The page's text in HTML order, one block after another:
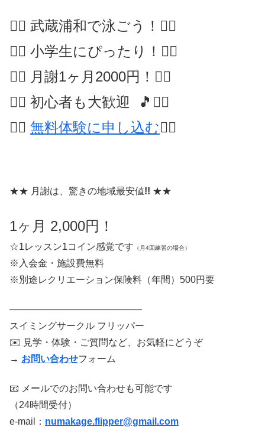
🏊‍♂️ 武蔵浦和で泳ごう！🏊‍♂️
🏊‍♂️ 小学生にぴったり！🏊‍♂️
🏊‍♂️ 月謝1ヶ月2000円！🏊‍♂️
🏊‍♂️ 初心者も大歓迎 🎵🏊‍♂️
🏊‍♀️ 無料体験に申し込む🏊‍♂️
★★ 月謝は、驚きの地域最安値!! ★★
1ヶ月 2,000円！
☆1レッスン1コイン感覚です （月4回練習の場合）
※入会金・施設費無料
※別途レクリエーション保険料（年間）500円要
——————————————
スイミングサークル フリッパー
✉️ 見学・体験・ご質問など、お気軽にどうぞ
→ お問い合わせフォーム
📧 メールでのお問い合わせも可能です
（24時間受付）
e-mail： numakage.flipper@gmail.com